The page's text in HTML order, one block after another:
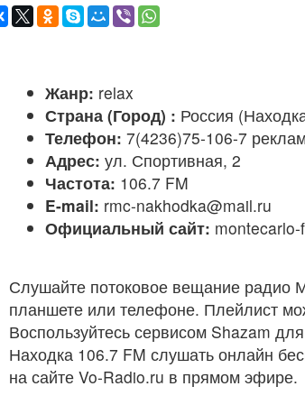
Жанр: relax
Страна (Город) : Россия
Телефон: 7(4236)75-106-7
Адрес: ул. Спортивная, 2
Частота: 106.7 FM
E-mail: rmc-nakhodka@mail.ru
Официальный сайт: montecarlo-
Слушайте потоковое вещание радио
планшете или телефоне. Плейлист
Воспользуйтесь сервисом Shazam
Находка 106.7 FM слушать онлайн
на сайте Vo-Radio.ru в прямом эфире.